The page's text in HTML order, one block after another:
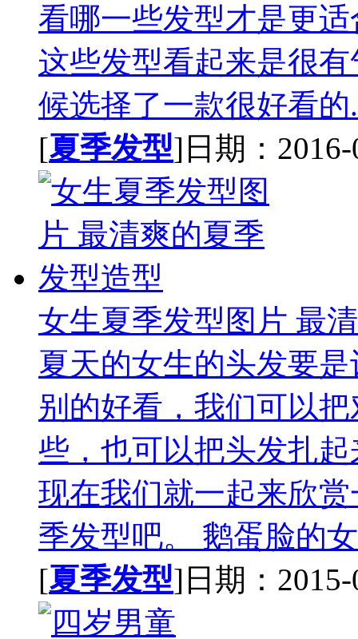
看哪一些发型才是更
这些发型看起来是很
候选择了一款很好看的
[夏季发型]日期：2016-
女生夏季发型图片 最
夏天的女生的头发要
别的好看，我们可以
些，也可以把头发扎
现在我们就一起来欣
季发型吧。 鹅蛋脸的
[夏季发型]日期：2015-